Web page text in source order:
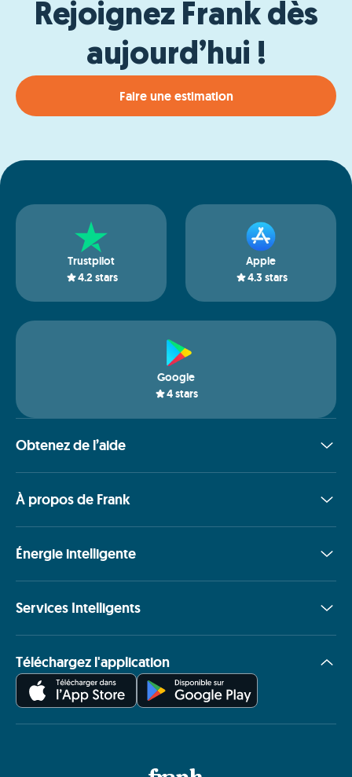
Rejoignez Frank dès
aujourd’hui !
Faire une estimation
Trustpilot
4.2 stars
Apple
4.3 stars
Google
4stars
Obtenez de l’aide
À propos de Frank
Énergie intelligente
Services Intelligents
Téléchargez l'application